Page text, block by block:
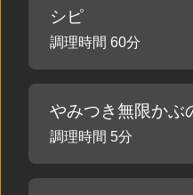
シピ
調理時間 60分
やみつき無限かぶ
調理時間 5分